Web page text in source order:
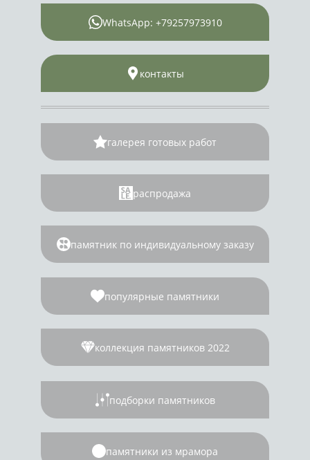
WhatsApp: +79257973910
контакты
галерея готовых работ
распродажа
памятник по индивидуальному заказу
популярные памятники
коллекция памятников 2022
подборки памятников
памятники из мрамора